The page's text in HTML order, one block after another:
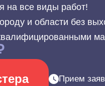
на все виды работ!
и области без
Прием